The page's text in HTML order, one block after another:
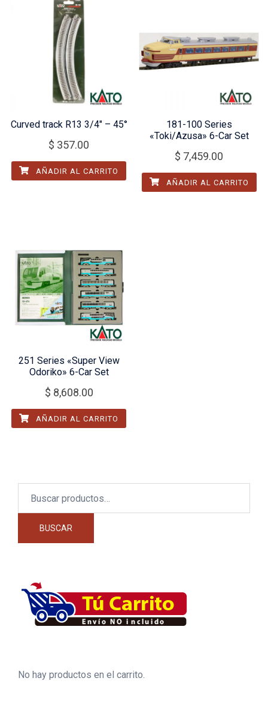
Curved track R13 3/4″ – 45°
$ 357.00
AÑADIR AL CARRITO
181-100 Series
«Toki/Azusa» 6-Car Set
$ 7,459.00
AÑADIR AL CARRITO
251 Series «Super View
Odoriko» 6-Car Set
$ 8,608.00
AÑADIR AL CARRITO
BUSCAR
No hay productos en el carrito.